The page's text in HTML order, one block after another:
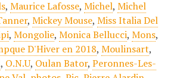
, Maurice Lafosse, Michel, Michel
, Mickey Mouse, Miss Italia Del
, Mongolie, Monica Bellucci, Mons,
D'Hiver en 2018, Moulinsart,
, O.N.U, Oulan Bator, Peronnes-Les-